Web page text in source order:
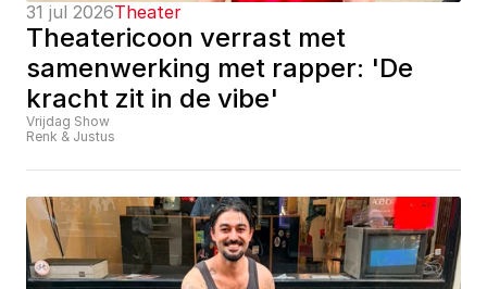
31 jul 2026Theater
Theatericoon verrast met
samenwerking met rapper: 'De
kracht zit in de vibe'
Vrijdag Show
Renk & Justus